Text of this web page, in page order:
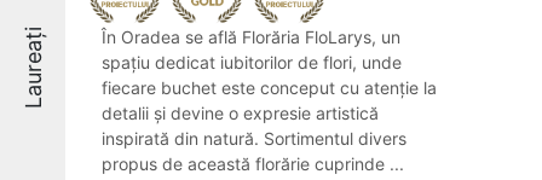
Laureați
În Oradea se află Florăria FloLarys, un
spațiu dedicat iubitorilor de flori, unde
fiecare buchet este conceput cu atenție la
detalii și devine o expresie artistică
inspirată din natură. Sortimentul divers
propus de această florărie cuprinde ...